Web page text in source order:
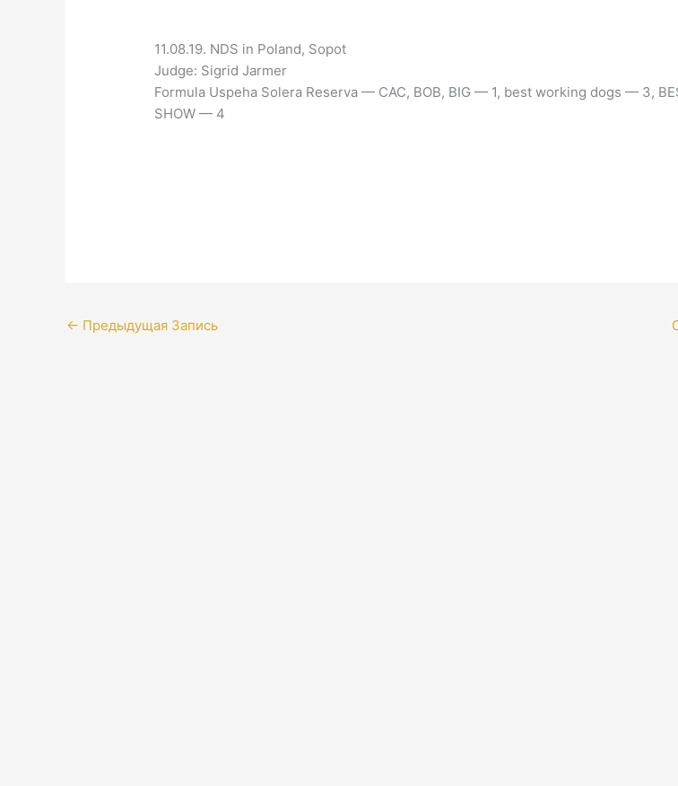
11.08.19. NDS in Poland, Sopot
Judge: Sigrid Jarmer
Formula Uspeha Solera Reserva — CAC, BOB, BIG — 1, best working dogs — 3,
SHOW — 4
← Предыдущая Запись